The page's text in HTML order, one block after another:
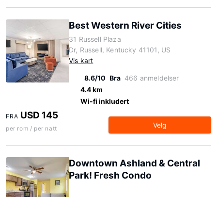
Best Western River Cities
31 Russell Plaza
Dr, Russell, Kentucky 41101, US
Vis kart
8.6/10 Bra 466 anmeldelser
4.4 km
Wi-fi inkludert
FRA USD 145
per rom / per natt Velg
Downtown Ashland & Central
Park! Fresh Condo